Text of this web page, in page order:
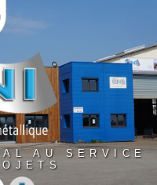
AU SERVICE